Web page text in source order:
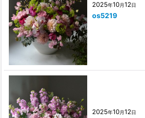
2025年10月12日
os5219
2025年10月12日